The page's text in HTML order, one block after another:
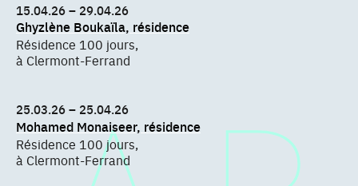
15.04.26 – 29.04.26
Ghyzlène Boukaïla, résidence
Résidence 100 jours,
à Clermont-Ferrand
25.03.26 – 25.04.26
Mohamed Monaiseer, résidence
Résidence 100 jours,
à Clermont-Ferrand